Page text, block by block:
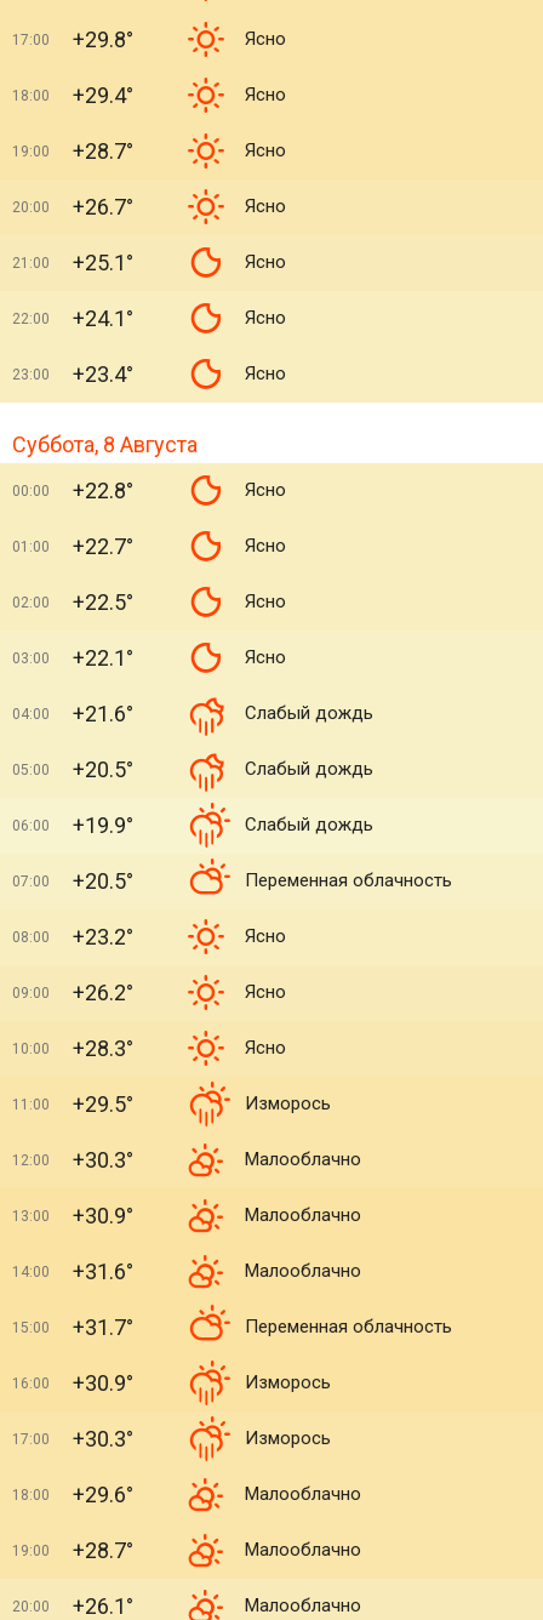
17:00 +29.8° Ясно
18:00 +29.4° Ясно
19:00 +28.7° Ясно
20:00 +26.7° Ясно
21:00 +25.1° Ясно
22:00 +24.1° Ясно
23:00 +23.4° Ясно
Суббота, 8 Августа
00:00 +22.8° Ясно
01:00 +22.7° Ясно
02:00 +22.5° Ясно
03:00 +22.1° Ясно
04:00 +21.6° Слабый дождь
05:00 +20.5° Слабый дождь
06:00 +19.9° Слабый дождь
07:00 +20.5° Переменная облачность
08:00 +23.2° Ясно
09:00 +26.2° Ясно
10:00 +28.3° Ясно
11:00 +29.5° Изморось
12:00 +30.3° Малооблачно
13:00 +30.9° Малооблачно
14:00 +31.6° Малооблачно
15:00 +31.7° Переменная облачность
16:00 +30.9° Изморось
17:00 +30.3° Изморось
18:00 +29.6° Малооблачно
19:00 +28.7° Малооблачно
20:00 +26.1° Малооблачно